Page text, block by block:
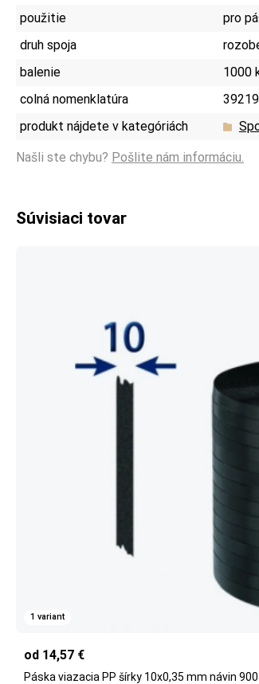
použitie
pro
druh spoja
balenie
1000
colná nomenklatúra
produkt nájdete v kategóriách
Našli ste chybu? Pošlite nám informáciu.
Súvisiaci tovar
1 variant
od 14,57 €
Páska viazacia PP šírky 10x0,35 mm návin